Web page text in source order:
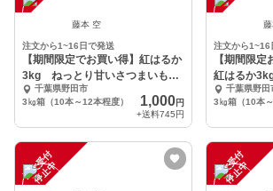
藤本 空
注文から1~16日で発送
【期間限定でお買い得】紅はるか
3kg ねっとり甘いさつまいもが
お好きな方に
千葉県野田市
3㎏箱（10本～12本程度）
1,000円
+送料745円
注文から1~16
【期間限定
紅はるか
まいもが好
千葉県野田
3㎏箱（10本～
注
文
受
付
停
止
中 注
文
受
付
停
止
中